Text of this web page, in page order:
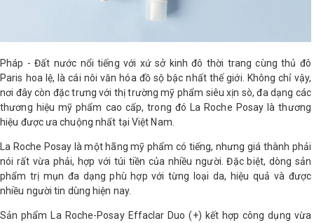
Pháp - Đất nước nổi tiếng với xứ sở kinh đô thời trang cùng thủ đô
Paris hoa lệ, là cái nôi văn hóa đồ sộ bậc nhất thế giới. Không chỉ vậy,
nơi đây còn đặc trưng với thị trường mỹ phẩm siêu xịn sò, đa dạng các
thương hiệu mỹ phẩm cao cấp, trong đó La Roche Posay là thương
hiệu được ưa chuộng nhất tại Việt Nam.
La Roche Posay là một hãng mỹ phẩm có tiếng, nhưng giá thành phải
nói rất vừa phải, hợp với túi tiền của nhiều người. Đặc biệt, dòng sản
phẩm trị mụn đa dạng phù hợp với từng loại da, hiệu quả và được
nhiều người tin dùng hiện nay.
Sản phẩm La Roche-Posay Effaclar Duo (+) kết hợp công dụng vừa